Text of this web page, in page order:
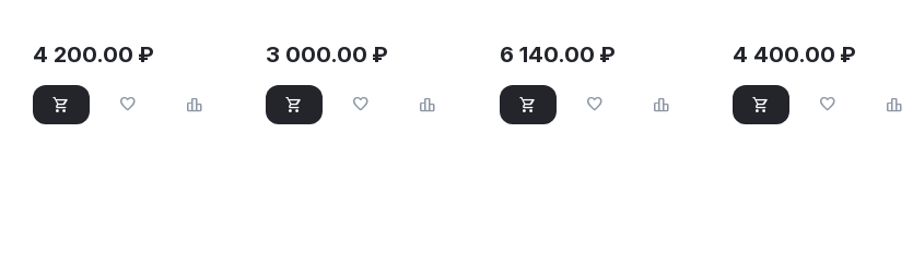
4 200.00 ₽ 3 000.00 ₽ 6 140.00 ₽ 4 400.00 ₽